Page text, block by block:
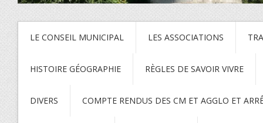
LE CONSEIL MUNICIPAL LES ASSOCIATIONS
HISTOIRE GÉOGRAPHIE RÈGLES DE SAVOIR VIVRE
DIVERS COMPTE RENDUS DES CM ET AGGLO ET